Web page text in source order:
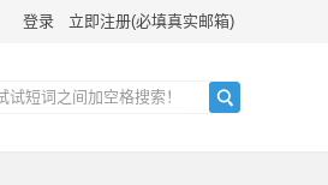
登录 立即注册(必填真实邮箱)